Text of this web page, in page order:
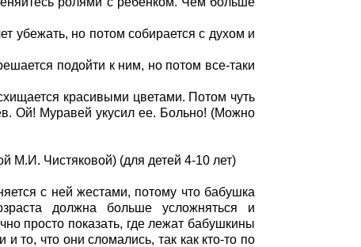
убежать, но потом собирается с духом и
подойти к ним, но потом все-таки
красивыми цветами. Потом чуть
Ой! Муравей укусил ее. Больно! (Можно
М.И. Чистяковой) (для детей 4-10 лет)
с ней жестами, потому что бабушка
должна больше усложняться и
просто показать, где лежат бабушкины
то, что они сломались, так как кто-то по